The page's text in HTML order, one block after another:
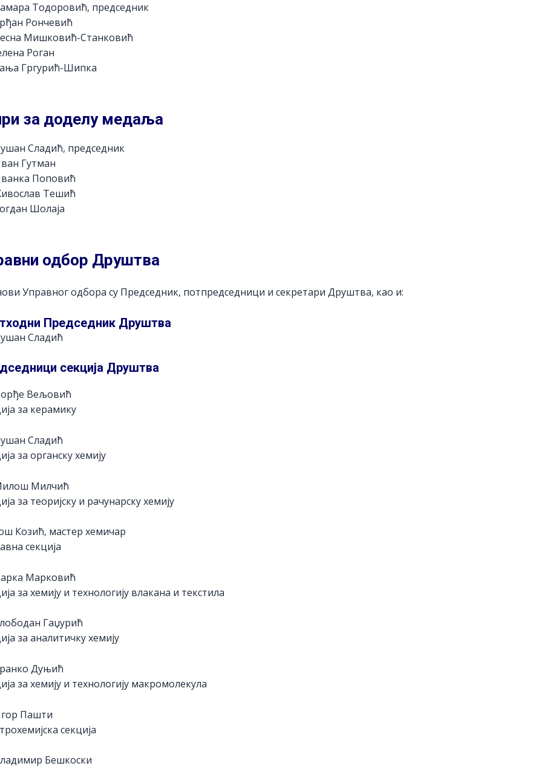
Тодоровић, председник
Рончевић
Мишковић-Станковић
Роган
Гргурић-Шипка
за доделу медаља
Сладић, председник
Гутман
Поповић
Тешић
Шолаја
одбор Друштва
Управног одбора су Председник, потпредседници и секретари Друштва, као и:
Председник Друштва
Сладић
секција Друштва
Вељовић
за керамику
Сладић
за органску хемију
Милчић
за теоријску и рачунарску хемију
Козић, мастер хемичар
секција
Марковић
за хемију и технологију влакана и текстила
Гаџурић
за аналитичку хемију
Дуњић
за хемију и технологију макромолекула
Пашти
секција
Бешкоски